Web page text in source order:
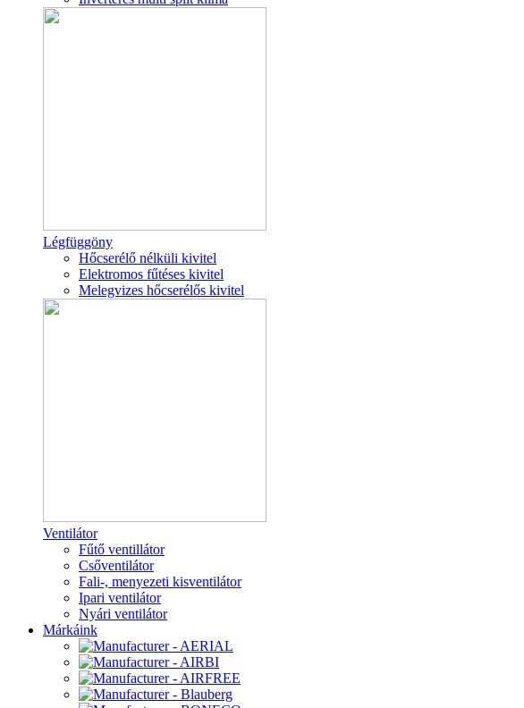
Légfüggöny
Hőcserélő nélküli kivitel
Elektromos fűtéses kivitel
Melegvizes hőcserélős kivitel
Ventilátor
Fűtő ventillátor
Csőventilátor
Fali-, menyezeti kisventilátor
Ipari ventilátor
Nyári ventilátor
Márkáink